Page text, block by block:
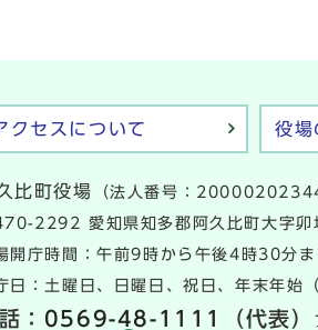
クセスについて 役場
比町役場
（法人番号：
2292 愛知県知多郡阿久比町大字卯
開庁時間：午前9時から午後4時30分ま
日：土曜日、日曜日、祝日、年末年始
： 0569-48-1111 （代表）